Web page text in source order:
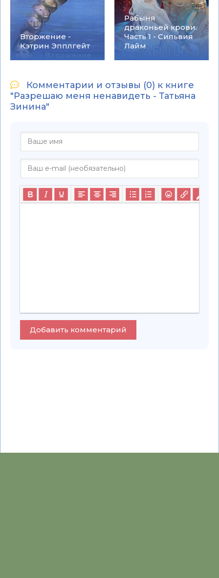
Вторжение -
Кэтрин Эпплгейт
Рабыня
драконьей крови.
Часть 1 - Сильвия
Лайм
Комментарии и отзывы (0) к книге
"Разрешаю меня ненавидеть - Татьяна
Зинина"
Добавить комментарий